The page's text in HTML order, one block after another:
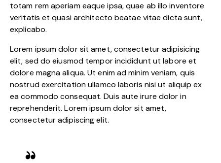
totam rem aperiam eaque ipsa, quae ab illo inventore
veritatis et quasi architecto beatae vitae dicta sunt,
explicabo.
Lorem ipsum dolor sit amet, consectetur adipisicing
elit, sed do eiusmod tempor incididunt ut labore et
dolore magna aliqua. Ut enim ad minim veniam, quis
nostrud exercitation ullamco laboris nisi ut aliquip ex
ea commodo consequat. Duis aute irure dolor in
reprehenderit. Lorem ipsum dolor sit amet,
consectetur adipiscing elit.